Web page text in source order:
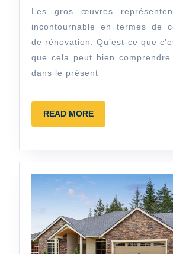
Les gros œuvres représentent une notion
incontournable en termes de
de rénovation. Qu’est-ce que
que cela peut bien
dans le présent
READ MOREREAD
MORE